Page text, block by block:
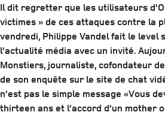
Il dit regretter que les utilisateurs
victimes » de ces attaques contre la
vendredi, Philippe Vandel fait le level
l’actualité média avec un invité.
Monstiers, journaliste, cofondateur
de son enquête sur le site de chat
n’est pas le simple message «Vous
thirteen ans et l’accord d’un mother